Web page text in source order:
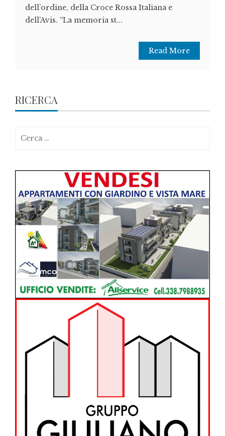
dell’ordine, della Croce Rossa Italiana e
dell’Avis. “La memoria st...
Read More
RICERCA